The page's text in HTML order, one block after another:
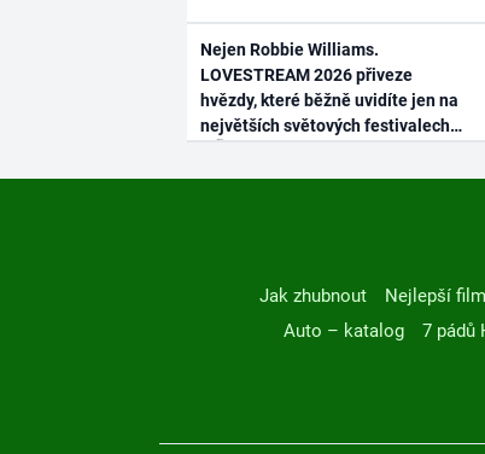
Nejen Robbie Williams.
LOVESTREAM 2026 přiveze
hvězdy, které běžně uvidíte jen na
největších světových festivalech
Jak zhubnout Nejlepší
Auto – katalog
7 pádů